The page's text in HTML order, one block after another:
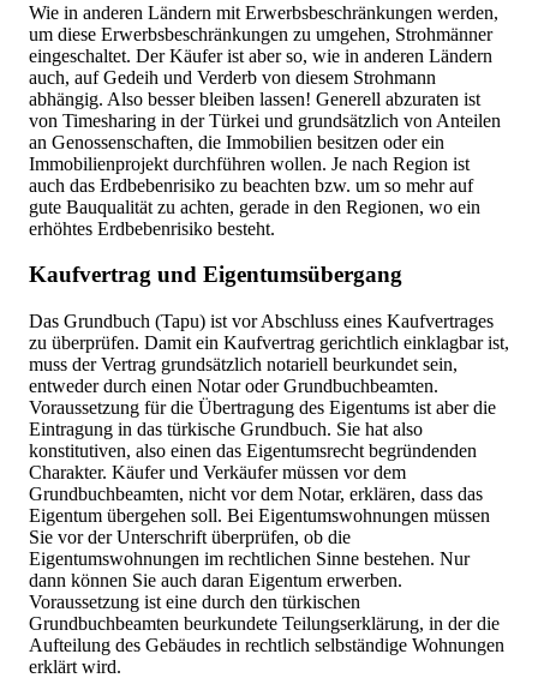
Wie in anderen Ländern mit Erwerbsbeschränkungen werden,
um diese Erwerbsbeschränkungen zu umgehen, Strohmänner
eingeschaltet. Der Käufer ist aber so, wie in anderen Ländern
auch, auf Gedeih und Verderb von diesem Strohmann
abhängig. Also besser bleiben lassen! Generell abzuraten ist
von Timesharing in der Türkei und grundsätzlich von Anteilen
an Genossenschaften, die Immobilien besitzen oder ein
Immobilienprojekt durchführen wollen. Je nach Region ist
auch das Erdbebenrisiko zu beachten bzw. um so mehr auf
gute Bauqualität zu achten, gerade in den Regionen, wo ein
erhöhtes Erdbebenrisiko besteht.
Kaufvertrag und Eigentumsübergang
Das Grundbuch (Tapu) ist vor Abschluss eines Kaufvertrages
zu überprüfen. Damit ein Kaufvertrag gerichtlich einklagbar ist,
muss der Vertrag grundsätzlich notariell beurkundet sein,
entweder durch einen Notar oder Grundbuchbeamten.
Voraussetzung für die Übertragung des Eigentums ist aber die
Eintragung in das türkische Grundbuch. Sie hat also
konstitutiven, also einen das Eigentumsrecht begründenden
Charakter. Käufer und Verkäufer müssen vor dem
Grundbuchbeamten, nicht vor dem Notar, erklären, dass das
Eigentum übergehen soll. Bei Eigentumswohnungen müssen
Sie vor der Unterschrift überprüfen, ob die
Eigentumswohnungen im rechtlichen Sinne bestehen. Nur
dann können Sie auch daran Eigentum erwerben.
Voraussetzung ist eine durch den türkischen
Grundbuchbeamten beurkundete Teilungserklärung, in der die
Aufteilung des Gebäudes in rechtlich selbständige Wohnungen
erklärt wird.